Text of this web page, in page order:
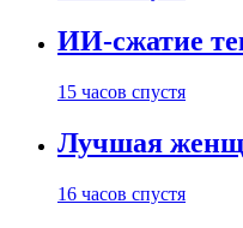
ИИ-сжатие
15 часов спустя
Лучшая
16 часов спустя